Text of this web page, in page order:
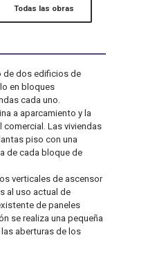
Todas las obras
de dos edificios de
en bloques
cada uno.
a aparcamiento y la
Las viviendas
piso con una
de cada bloque de
verticales de ascensor
al uso actual de
de paneles
se realiza una pequeña
aberturas de los